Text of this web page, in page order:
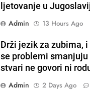
ljetovanje u
Admin
13 Hours Ago
Drži jezik za zubima,
se problemi smanjuju
stvari ne govori ni
Admin
2 Days Ago